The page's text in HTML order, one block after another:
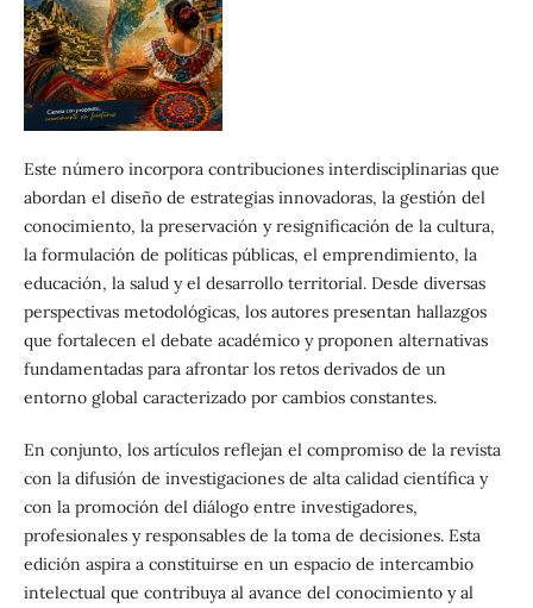
Este número incorpora contribuciones interdisciplinarias que
abordan el diseño de estrategias innovadoras, la gestión del
conocimiento, la preservación y resignificación de la cultura,
la formulación de políticas públicas, el emprendimiento, la
educación, la salud y el desarrollo territorial. Desde diversas
perspectivas metodológicas, los autores presentan hallazgos
que fortalecen el debate académico y proponen alternativas
fundamentadas para afrontar los retos derivados de un
entorno global caracterizado por cambios constantes.
En conjunto, los artículos reflejan el compromiso de la revista
con la difusión de investigaciones de alta calidad científica y
con la promoción del diálogo entre investigadores,
profesionales y responsables de la toma de decisiones. Esta
edición aspira a constituirse en un espacio de intercambio
intelectual que contribuya al avance del conocimiento y al